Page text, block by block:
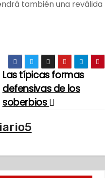
también una reválida
Las típicas formas
defensivas de los
soberbios